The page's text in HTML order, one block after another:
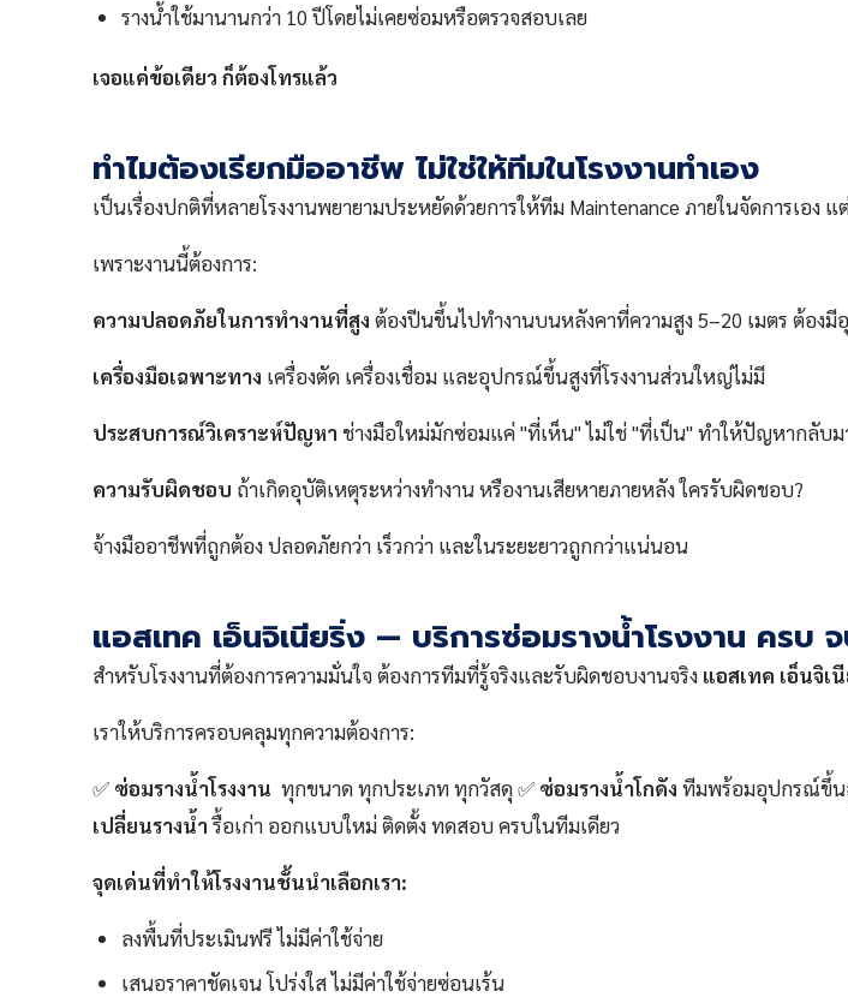
รางน้ำใช้มานานกว่า 10 ปีโดยไม่เคยซ่อมหรือตรวจสอบเลย
เจอแค่ข้อเดียว ก็ต้องโทรแล้ว
ทำไมต้องเรียกมืออาชีพ ไม่ใช่ให้ทีมในโรงงานทำเอง
เป็นเรื่องปกติที่หลายโรงงานพยายามประหยัดด้วยการให้ทีม Maintenance ภายในจัดการเอง
เพราะงานนี้ต้องการ:
ความปลอดภัยในการทำงานที่สูง ต้องปีนขึ้นไปทำงานบนหลังคาที่ความสูง 5–20 เมตร ต้อ
เครื่องมือเฉพาะทาง เครื่องตัด เครื่องเชื่อม และอุปกรณ์ขึ้นสูงที่โรงงานส่วนใหญ่ไม่มี
ประสบการณ์วิเคราะห์ปัญหา ช่างมือใหม่มักซ่อมแค่ "ที่เห็น" ไม่ใช่ "ที่เป็น" ทำให้ปัญหากลับม
ความรับผิดชอบ ถ้าเกิดอุบัติเหตุระหว่างทำงาน หรืองานเสียหายภายหลัง ใครรับผิดชอบ?
จ้างมืออาชีพที่ถูกต้อง ปลอดภัยกว่า เร็วกว่า และในระยะยาวถูกกว่าแน่นอน
แอสเทค เอ็นจิเนียริ่ง — บริการซ่อมรางน้ำโรงงาน ครบ
สำหรับโรงงานที่ต้องการความมั่นใจ ต้องการทีมที่รู้จริงและรับผิดชอบงานจริง แอสเทค เอ็นจิเนี
เราให้บริการครอบคลุมทุกความต้องการ:
✅ ซ่อมรางน้ำโรงงาน ทุกขนาด ทุกประเภท ทุกวัสดุ ✅ ซ่อมรางน้ำโกดัง ทีมพร้อมอุปกรณ์ขึ้น
เปลี่ยนรางน้ำรื้อเก่า ออกแบบใหม่ ติดตั้ง ทดสอบ ครบในทีมเดียว
จุดเด่นที่ทำให้โรงงานชั้นนำเลือกเรา:
ลงพื้นที่ประเมินฟรี ไม่มีค่าใช้จ่าย
เสนอราคาชัดเจน โปร่งใส ไม่มีค่าใช้จ่ายซ่อนเร้น